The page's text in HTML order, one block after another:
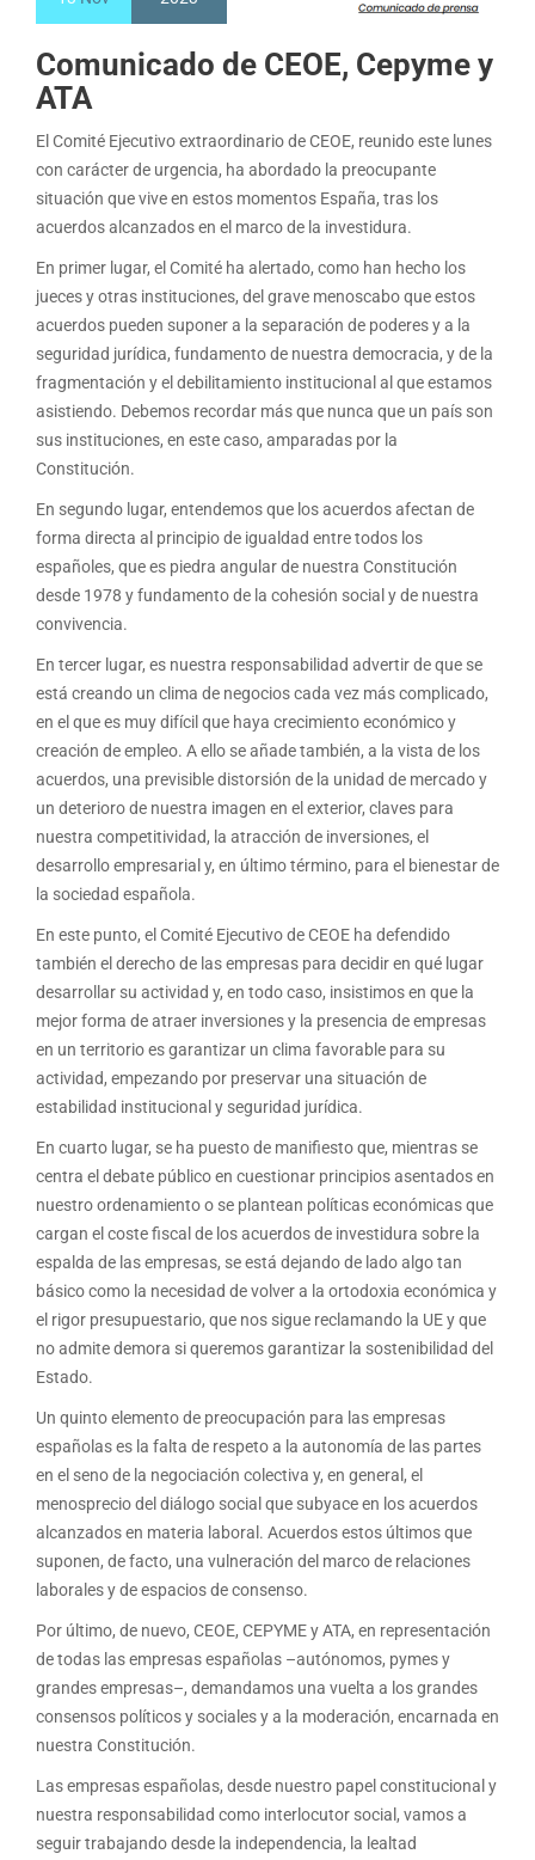
Comunicado de CEOE, Cepyme y
ATA
El Comité Ejecutivo extraordinario de CEOE, reunido este lunes
con carácter de urgencia, ha abordado la preocupante
situación que vive en estos momentos España, tras los
acuerdos alcanzados en el marco de la investidura.
En primer lugar, el Comité ha alertado, como han hecho los
jueces y otras instituciones, del grave menoscabo que estos
acuerdos pueden suponer a la separación de poderes y a la
seguridad jurídica, fundamento de nuestra democracia, y de la
fragmentación y el debilitamiento institucional al que estamos
asistiendo. Debemos recordar más que nunca que un país son
sus instituciones, en este caso, amparadas por la
Constitución.
En segundo lugar, entendemos que los acuerdos afectan de
forma directa al principio de igualdad entre todos los
españoles, que es piedra angular de nuestra Constitución
desde 1978 y fundamento de la cohesión social y de nuestra
convivencia.
En tercer lugar, es nuestra responsabilidad advertir de que se
está creando un clima de negocios cada vez más complicado,
en el que es muy difícil que haya crecimiento económico y
creación de empleo. A ello se añade también, a la vista de los
acuerdos, una previsible distorsión de la unidad de mercado y
un deterioro de nuestra imagen en el exterior, claves para
nuestra competitividad, la atracción de inversiones, el
desarrollo empresarial y, en último término, para el bienestar de
la sociedad española.
En este punto, el Comité Ejecutivo de CEOE ha defendido
también el derecho de las empresas para decidir en qué lugar
desarrollar su actividad y, en todo caso, insistimos en que la
mejor forma de atraer inversiones y la presencia de empresas
en un territorio es garantizar un clima favorable para su
actividad, empezando por preservar una situación de
estabilidad institucional y seguridad jurídica.
En cuarto lugar, se ha puesto de manifiesto que, mientras se
centra el debate público en cuestionar principios asentados en
nuestro ordenamiento o se plantean políticas económicas que
cargan el coste fiscal de los acuerdos de investidura sobre la
espalda de las empresas, se está dejando de lado algo tan
básico como la necesidad de volver a la ortodoxia económica y
el rigor presupuestario, que nos sigue reclamando la UE y que
no admite demora si queremos garantizar la sostenibilidad del
Estado.
Un quinto elemento de preocupación para las empresas
españolas es la falta de respeto a la autonomía de las partes
en el seno de la negociación colectiva y, en general, el
menosprecio del diálogo social que subyace en los acuerdos
alcanzados en materia laboral. Acuerdos estos últimos que
suponen, de facto, una vulneración del marco de relaciones
laborales y de espacios de consenso.
Por último, de nuevo, CEOE, CEPYME y ATA, en representación
de todas las empresas españolas –autónomos, pymes y
grandes empresas–, demandamos una vuelta a los grandes
consensos políticos y sociales y a la moderación, encarnada en
nuestra Constitución.
Las empresas españolas, desde nuestro papel constitucional y
nuestra responsabilidad como interlocutor social, vamos a
seguir trabajando desde la independencia, la lealtad